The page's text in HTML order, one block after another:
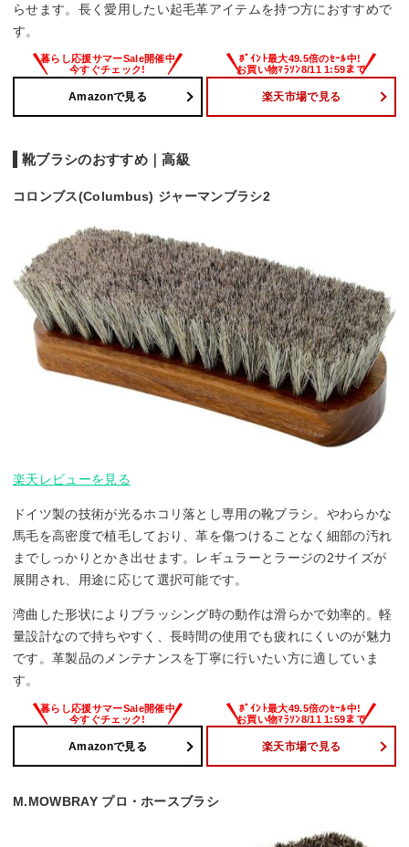
らせます。長く愛用したい起毛革アイテムを持つ方におすすめで
す。
Amazonで見る 楽天市場で見る
靴ブラシのおすすめ｜高級
コロンブス(Columbus) ジャーマンブラシ2
楽天レビューを見る
ドイツ製の技術が光るホコリ落とし専用の靴ブラシ。やわらかな
馬毛を高密度で植毛しており、革を傷つけることなく細部の汚れ
までしっかりとかき出せます。レギュラーとラージの2サイズが
展開され、用途に応じて選択可能です。
湾曲した形状によりブラッシング時の動作は滑らかで効率的。軽
量設計なので持ちやすく、長時間の使用でも疲れにくいのが魅力
です。革製品のメンテナンスを丁寧に行いたい方に適していま
す。
Amazonで見る 楽天市場で見る
M.MOWBRAY プロ・ホースブラシ